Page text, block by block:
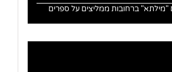
"מילתא" ברחובות ממליצים על ספרים